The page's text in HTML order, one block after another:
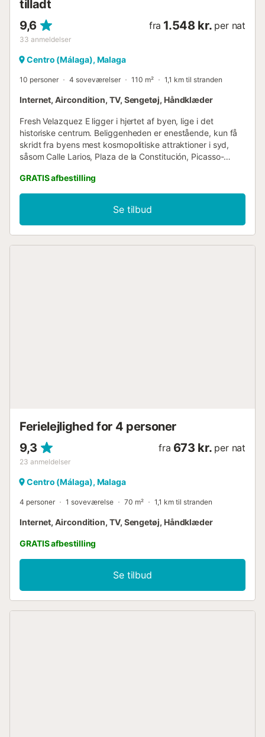
tilladt
9,6
33 anmeldelser
fra 1.548 kr. per nat
Centro (Málaga), Malaga
10 personer 4 soveværelser 110 m² 1,1 km til stranden
Internet, Aircondition, TV, Sengetøj, Håndklæder
Fresh Velazquez E ligger i hjertet af byen, lige i det
historiske centrum. Beliggenheden er enestående, kun få
skridt fra byens mest kosmopolitiske attraktioner i syd,
såsom Calle Larios, Plaza de la Constitución, Picasso-
består af fire værelser med stor personlighed, dekoreret
og designet med detaljer og materialer af høj kvalitet. De
er udstyret med sengetøj og håndklæder i 100% økologisk
bomuld og fremhæver deres komfort med eget
badeværelse i hvert af dem. Stuen er meget komfortabel
GRATIS afbestilling
Se tilbud
Ferielejlighed for 4 personer
9,3
23 anmeldelser
fra 673 kr. per nat
Centro (Málaga), Malaga
4 personer 1 soveværelse 70 m² 1,1 km til stranden
Internet, Aircondition, TV, Sengetøj, Håndklæder
GRATIS afbestilling
Se tilbud